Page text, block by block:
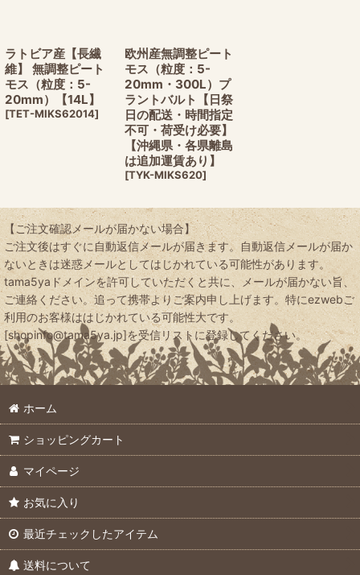
ラトビア産【長繊
維】 無調整ピート
モス（粒度：5-
20mm）【14L】
[TET-MIKS62014]
欧州産無調整ピート
モス（粒度：5-
20mm・300L）プ
ラントバルト【日祭
日の配送・時間指定
不可・荷受け必要】
【沖縄県・各県離島
は追加運賃あり】
[TYK-MIKS620]
【ご注文確認メールが届かない場合】
ご注文後はすぐに自動返信メールが届きます。自動返信メールが届か
ないときは迷惑メールとしてはじかれている可能性があります。
tama5yaドメインを許可していただくと共に、メールが届かない旨、
ご連絡ください。追って携帯よりご案内申し上げます。特にezwebご
利用のお客様ははじかれている可能性大です。
[shopinfo@tama5ya.jp]を受信リストに登録してください。
ホーム
ショッピングカート
マイページ
お気に入り
最近チェックしたアイテム
送料について